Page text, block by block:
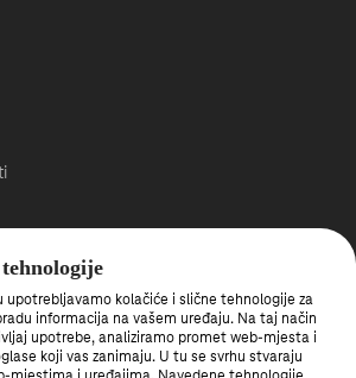
upotrebljavamo kolačiće i slične tehnologije za
informacija na vašem uređaju. Na taj način
upotrebe, analiziramo promet web-mjesta i
koji vas zanimaju. U tu se svrhu stvaraju